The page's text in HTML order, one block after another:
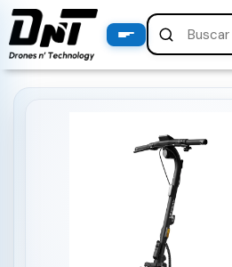
PRODUCTOS
productos destacados